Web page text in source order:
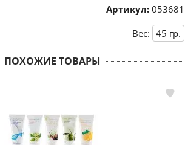
Артикул: 053681
Вес: 45 гр.
ПОХОЖИЕ ТОВАРЫ